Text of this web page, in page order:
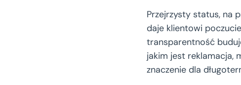
Przejrzysty status, na
daje klientowi
transparentność
jakim jest reklamacja,
znaczenie dla